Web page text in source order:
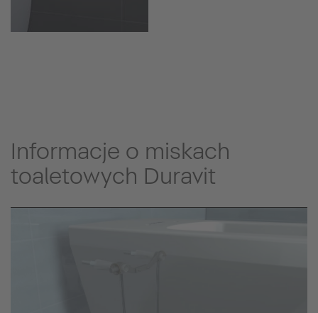
Informacje o miskach
toaletowych Duravit